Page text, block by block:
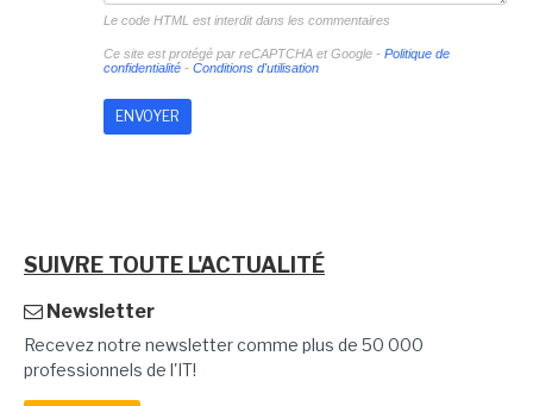
Le code HTML est interdit dans les commentaires
Ce site est protégé par reCAPTCHA et Google - Politique de
confidentialité- Conditions d'utilisation
SUIVRE TOUTE L'ACTUALITÉ
Newsletter
Recevez notre newsletter comme plus de 50 000
professionnels de l'IT!